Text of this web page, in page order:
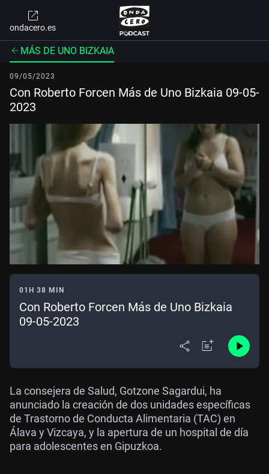
ondacero.es
MÁS DE UNO BIZKAIA
09/05/2023
Con Roberto Forcen Más de Uno Bizkaia 09-05-
2023
01H 38 MIN
Con Roberto Forcen Más de Uno Bizkaia
09-05-2023
La consejera de Salud, Gotzone Sagardui, ha
anunciado la creación de dos unidades específicas
de Trastorno de Conducta Alimentaria (TAC) en
Álava y Vizcaya, y la apertura de un hospital de día
para adolescentes en Gipuzkoa.